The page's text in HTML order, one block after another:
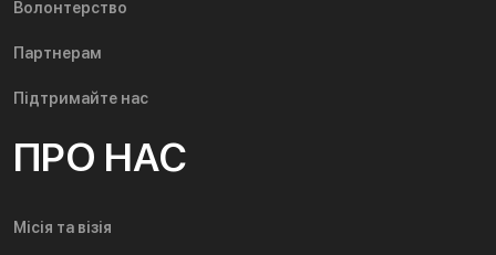
Волонтерство
Партнерам
Підтримайте нас
ПРО НАС
Місія та візія